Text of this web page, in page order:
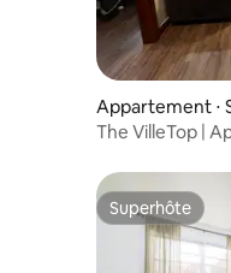
Appartement ⋅
The VilleTop |
Superhôte
Superhôte